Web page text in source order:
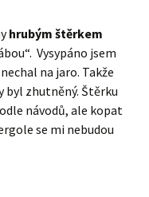
hrubým štěrkem
Vysypáno jsem
na jaro. Takže
byl zhutněný. Štěrku
návodů, ale kopat
se mi nebudou